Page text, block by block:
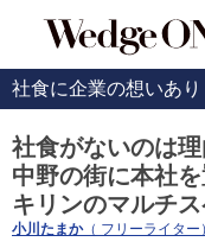
社食に企業の想いあり
社食がないのは
中野の街に本社を
キリンのマルチ
小川たまか（ フリーライター）